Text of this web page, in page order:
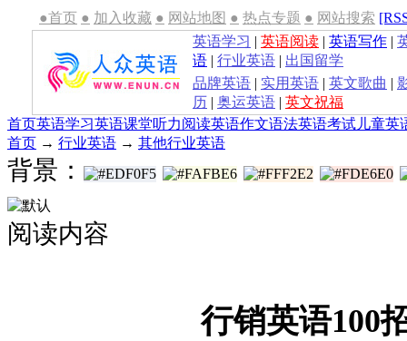
●首页 ● 加入收藏 ● 网站地图 ● 热点专题 ● 网站搜索
英语学习 | 英语阅读 | 英语写作 |
语 | 行业英语 | 出国留学
品牌英语 | 实用英语 | 英文歌曲 |
历 | 奥运英语 | 英文祝福
首页英语学习英语课堂听力阅读英语作文语法英语考试 儿童英
首页 → 行业英语 → 其他行业英语
背景：
阅读内容
行销英语100